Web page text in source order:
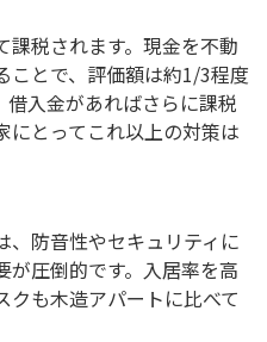
税されます。現金を不動
ことで、評価額は約1/3程度
借入金があればさらに課税
にとってこれ以上の対策は
、防音性やセキュリティに
圧倒的です。入居率を高
クも木造アパートに比べて